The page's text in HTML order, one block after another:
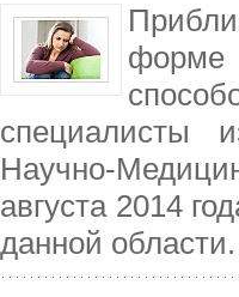
форме
специалисты
Научно-
августа 2014
данной